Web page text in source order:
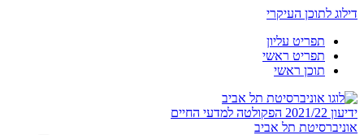
דילוג לתוכן העיקרי
תפריט עליון
תפריט ראשי
תוכן ראשי
ידיעון 2021/22
הפקולטה למדעי החיים
אוניברסיטת תל אביב